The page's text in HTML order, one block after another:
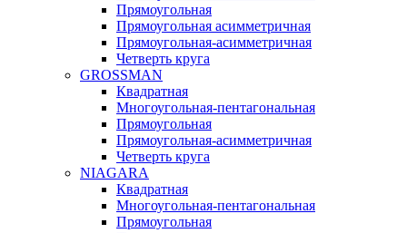
Прямоугольная
Прямоугольная асимметричная
Прямоугольная-асимметричная
Четверть круга
GROSSMAN
Квадратная
Многоугольная-пентагональная
Прямоугольная
Прямоугольная-асимметричная
Четверть круга
NIAGARA
Квадратная
Многоугольная-пентагональная
Прямоугольная